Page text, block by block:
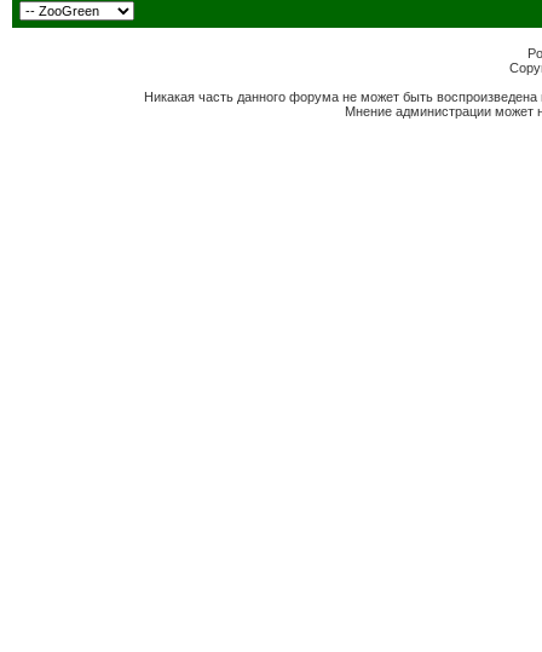
Никакая часть данного форума не может быть
Мнение администрации может